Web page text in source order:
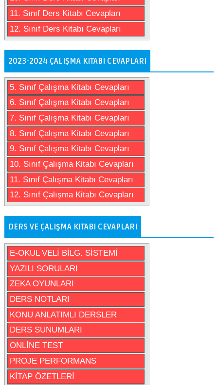
11. Sınıf Ders Kitabı Cevapları
12. Sınıf Ders Kitabı Cevapları
2023-2024 ÇALIŞMA KITABI CEVAPLARI
5. Sınıf Çalışma Kitabı Cevapları
6. Sınıf Çalışma Kitabı Cevapları
7. Sınıf Çalışma Kitabı Cevapları
8. Sınıf Çalışma Kitabı Cevapları
9. Sınıf Çalışma Kitabı Cevapları
10. Sınıf Çalışma Kitabı Cevapları
11. Sınıf Çalışma Kitabı Cevapları
12. Sınıf Çalışma Kitabı Cevapları
DERS VE ÇALIŞMA KITABI CEVAPLARI
E-OKUL VELİ BİLG. SİSTEMİ
YAZILI SORULARI
ZEKA OYUNLARI
DERS NOTLARI
KONU ANLATIMLI DERSLER
DERS SUNUMLARI
ONLİNE TEST
PROJE PERFORMANS
KİTAP ÖZETLERİ